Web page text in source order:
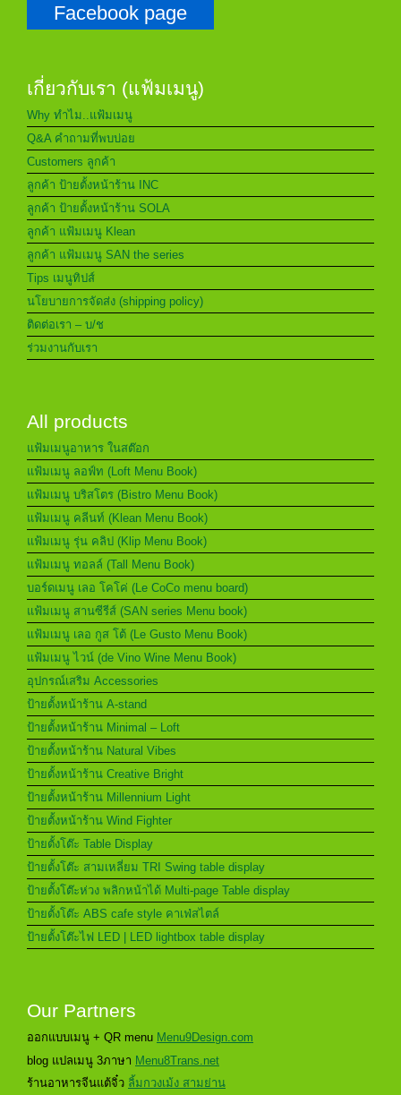
Facebook page
เกี่ยวกับเรา (แฟ้มเมนู)
Why ทำไม..แฟ้มเมนู
Q&A คำถามที่พบบ่อย
Customers ลูกค้า
ลูกค้า ป้ายตั้งหน้าร้าน INC
ลูกค้า ป้ายตั้งหน้าร้าน SOLA
ลูกค้า แฟ้มเมนู Klean
ลูกค้า แฟ้มเมนู SAN the series
Tips เมนูทิปส์
นโยบายการจัดส่ง (shipping policy)
ติดต่อเรา – บ/ช
ร่วมงานกับเรา
All products
แฟ้มเมนูอาหาร ในสต๊อก
แฟ้มเมนู ลอฟ์ท (Loft Menu Book)
แฟ้มเมนู บริสโตร (Bistro Menu Book)
แฟ้มเมนู คลีนท์ (Klean Menu Book)
แฟ้มเมนู รุ่น คลิป (Klip Menu Book)
แฟ้มเมนู ทอลล์ (Tall Menu Book)
บอร์ดเมนู เลอ โคโค่ (Le CoCo menu board)
แฟ้มเมนู สานซีรีส์ (SAN series Menu book)
แฟ้มเมนู เลอ กูส โต้ (Le Gusto Menu Book)
แฟ้มเมนู ไวน์ (de Vino Wine Menu Book)
อุปกรณ์เสริม Accessories
ป้ายตั้งหน้าร้าน A-stand
ป้ายตั้งหน้าร้าน Minimal – Loft
ป้ายตั้งหน้าร้าน Natural Vibes
ป้ายตั้งหน้าร้าน Creative Bright
ป้ายตั้งหน้าร้าน Millennium Light
ป้ายตั้งหน้าร้าน Wind Fighter
ป้ายตั้งโต๊ะ Table Display
ป้ายตั้งโต๊ะ สามเหลี่ยม TRI Swing table display
ป้ายตั้งโต๊ะห่วง พลิกหน้าได้ Multi-page Table display
ป้ายตั้งโต๊ะ ABS cafe style คาเฟ่สไตล์
ป้ายตั้งโต๊ะไฟ LED | LED lightbox table display
Our Partners
ออกแบบเมนู + QR menu Menu9Design.com
blog แปลเมนู 3ภาษา Menu8Trans.net
ร้านอาหารจีนแต้จิ๋ว ลิ้มกวงเม้ง สามย่าน